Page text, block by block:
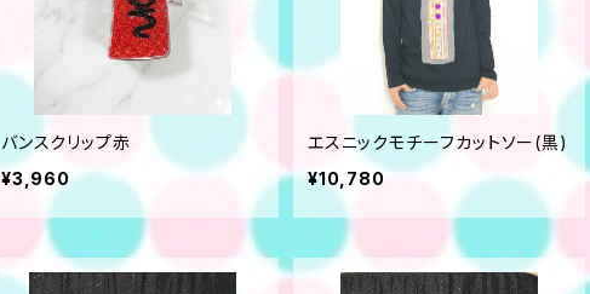
バンスクリップ赤
¥3,960
エスニックモチーフカットソー(黒)
¥10,780